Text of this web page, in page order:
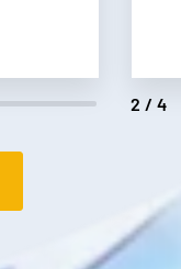
2/4